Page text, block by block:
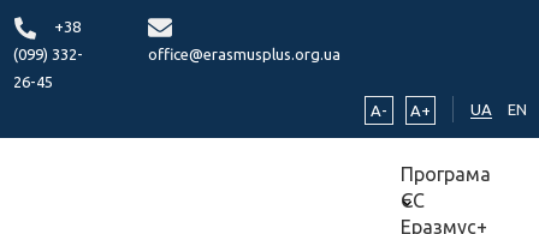
+38
(099) 332-
26-45
office@erasmusplus.org.ua
A- A+ UA EN
Програма
ЄС
Еразмус+